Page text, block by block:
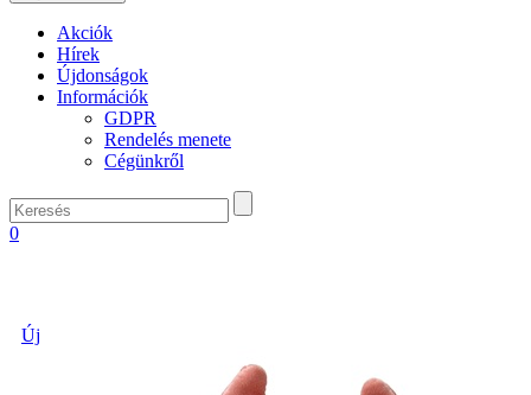
Akciók
Hírek
Újdonságok
Információk
GDPR
Rendelés menete
Cégünkről
0
Új